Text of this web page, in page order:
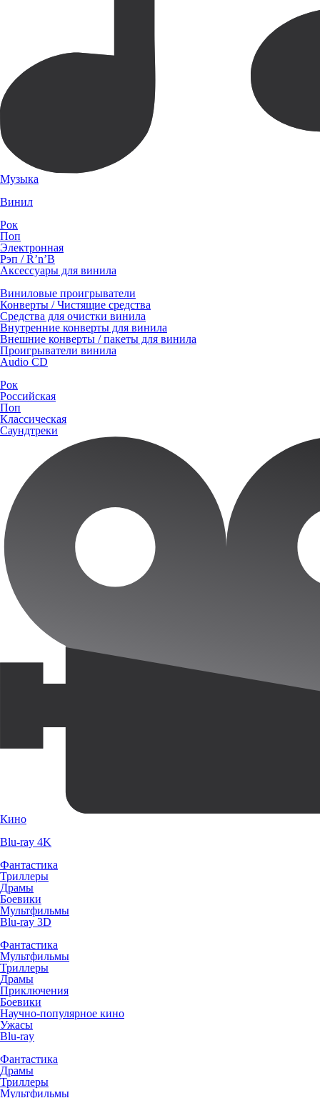
Музыка
Винил
Рок
Поп
Электронная
Рэп / R’n’B
Аксессуары для винила
Виниловые проигрыватели
Конверты / Чистящие средства
Средства для очистки винила
Внутренние конверты для винила
Внешние конверты / пакеты для винила
Проигрыватели винила
Audio CD
Рок
Российская
Поп
Классическая
Саундтреки
Кино
Blu-ray 4K
Фантастика
Триллеры
Драмы
Боевики
Мультфильмы
Blu-ray 3D
Фантастика
Мультфильмы
Триллеры
Драмы
Приключения
Боевики
Научно-популярное кино
Ужасы
Blu-ray
Фантастика
Драмы
Триллеры
Мультфильмы